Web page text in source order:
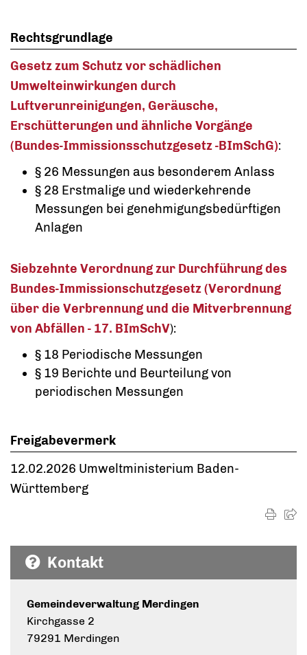
Rechtsgrundlage
Gesetz zum Schutz vor schädlichen
Umwelteinwirkungen durch
Luftverunreinigungen, Geräusche,
Erschütterungen und ähnliche Vorgänge
(Bundes-Immissionsschutzgesetz -BImSchG):
§ 26 Messungen aus besonderem Anlass
§ 28 Erstmalige und wiederkehrende
Messungen bei genehmigungsbedürftigen
Anlagen
Siebzehnte Verordnung zur Durchführung des
Bundes-Immissionschutzgesetz(Verordnung
über die Verbrennung und die Mitverbrennung
von Abfällen - 17. BImSchV):
§ 18 Periodische Messungen
§ 19 Berichte und Beurteilung von
periodischen Messungen
Freigabevermerk
12.02.2026 Umweltministerium Baden-
Württemberg
Kontakt
Gemeindeverwaltung Merdingen
Kirchgasse 2
79291 Merdingen